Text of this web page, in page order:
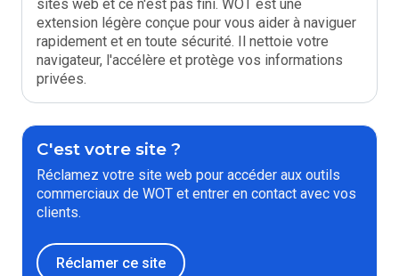
sites web et ce n'est pas fini. WOT est une
extension légère conçue pour vous aider à naviguer
rapidement et en toute sécurité. Il nettoie votre
navigateur, l'accélère et protège vos informations
privées.
C'est votre site ?
Réclamez votre site web pour accéder aux outils
commerciaux de WOT et entrer en contact avec vos
clients.
Réclamer ce site